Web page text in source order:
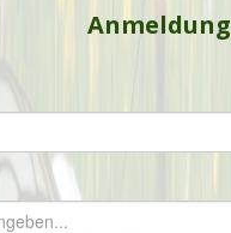
Anmeldung